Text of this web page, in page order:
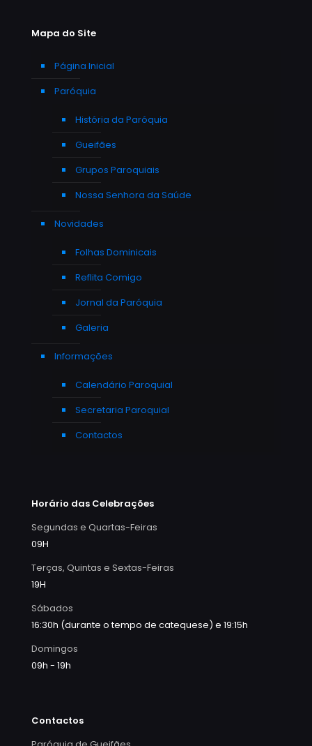
Mapa do Site
Página Inicial
Paróquia
História da Paróquia
Gueifães
Grupos Paroquiais
Nossa Senhora da Saúde
Novidades
Folhas Dominicais
Reflita Comigo
Jornal da Paróquia
Galeria
Informações
Calendário Paroquial
Secretaria Paroquial
Contactos
Horário das Celebrações
Segundas e Quartas-Feiras
09H
Terças, Quintas e Sextas-Feiras
19H
Sábados
16:30h (durante o tempo de catequese) e 19:15h
Domingos
09h - 19h
Contactos